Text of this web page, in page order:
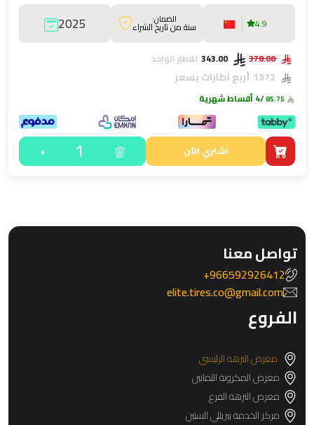
4.9 الضمان:
سنة من تاريخ الشراء 2025
378.00 للاطار الواحد
أربع اطارات بسعر
/4 أقساط شهرية
اشتري الآن 1
+
تواصل معنا
966592926412+
elite.tires.co@gmail.com
الفروع
معرض النزهة الرئيسي
معرض المكرونة الثمانين
معرض النزهة الفرع
مركز الخدمة بيريللي الستين